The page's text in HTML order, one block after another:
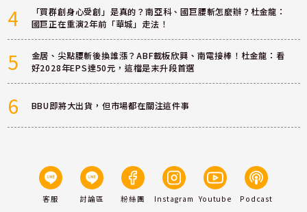
4
「買群創身心受創」是真的？南亞科、國巨腰斬怎麼辦？杜金龍：
國巨正在重演2年前「華城」走法！
5
金居、尖點腰斬後換誰漲？ABF載板欣興、南電接棒！杜金龍：看
好2028年EPS達50元，這檔是末升段首選
6 BBU即將大出貨，但市場都在關注這件事
客服 討論區 粉絲團 Instagram Youtube Podcast